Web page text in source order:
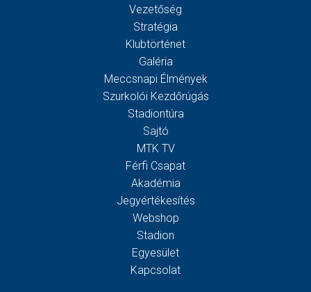
Vezetőség
Stratégia
Klubtörténet
Galéria
Meccsnapi Élmények
Szurkolói Kezdőrúgás
Stadiontúra
Sajtó
MTK TV
Férfi Csapat
Akadémia
Jegyértékesítés
Webshop
Stadion
Egyesület
Kapcsolat